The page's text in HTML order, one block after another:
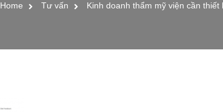
Home Tư vấn Kinh doanh thẩm mỹ viện cần thiết